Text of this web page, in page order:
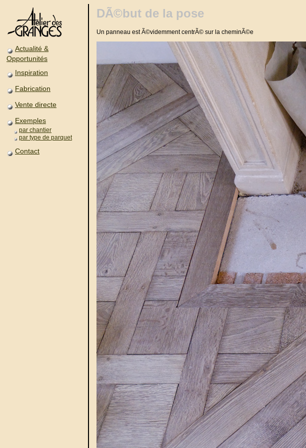
Actualité &
Opportunités
Inspiration
Fabrication
Vente directe
Exemples
par chantier
par type de parquet
Contact
DÃ©but de la pose
Un panneau est Ã©videmment centrÃ© sur la cheminÃ©e